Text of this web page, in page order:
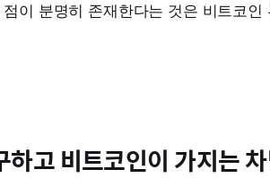
이 분명히 존재한다는 것은 비트코
하고 비트코인이 가지는